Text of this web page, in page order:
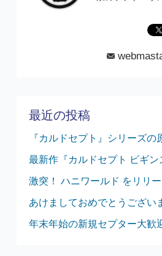
mail
最近の投稿
『カルドセプト』シリーズの
最新作『カルドセプト ビギン
激突！ ハニワールド をリリ
あけましておめでとうござい
年末年始の新規セプター大歓